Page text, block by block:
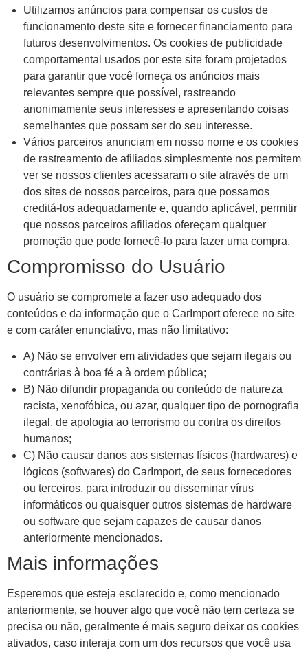
Utilizamos anúncios para compensar os custos de
funcionamento deste site e fornecer financiamento para
futuros desenvolvimentos. Os cookies de publicidade
comportamental usados ​​por este site foram projetados
para garantir que você forneça os anúncios mais
relevantes sempre que possível, rastreando
anonimamente seus interesses e apresentando coisas
semelhantes que possam ser do seu interesse.
Vários parceiros anunciam em nosso nome e os cookies
de rastreamento de afiliados simplesmente nos permitem
ver se nossos clientes acessaram o site através de um
dos sites de nossos parceiros, para que possamos
creditá-los adequadamente e, quando aplicável, permitir
que nossos parceiros afiliados ofereçam qualquer
promoção que pode fornecê-lo para fazer uma compra.
Compromisso do Usuário
O usuário se compromete a fazer uso adequado dos
conteúdos e da informação que o CarImport oferece no site
e com caráter enunciativo, mas não limitativo:
A) Não se envolver em atividades que sejam ilegais ou
contrárias à boa fé a à ordem pública;
B) Não difundir propaganda ou conteúdo de natureza
racista, xenofóbica, ou azar, qualquer tipo de pornografia
ilegal, de apologia ao terrorismo ou contra os direitos
humanos;
C) Não causar danos aos sistemas físicos (hardwares) e
lógicos (softwares) do CarImport, de seus fornecedores
ou terceiros, para introduzir ou disseminar vírus
informáticos ou quaisquer outros sistemas de hardware
ou software que sejam capazes de causar danos
anteriormente mencionados.
Mais informações
Esperemos que esteja esclarecido e, como mencionado
anteriormente, se houver algo que você não tem certeza se
precisa ou não, geralmente é mais seguro deixar os cookies
ativados, caso interaja com um dos recursos que você usa